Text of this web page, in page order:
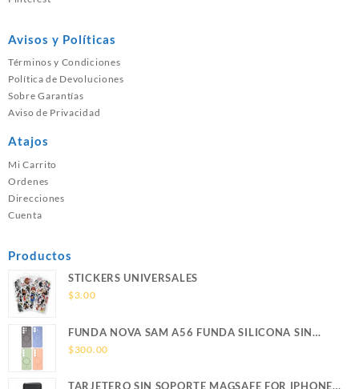
Avisos y Políticas
Términos y Condiciones
Política de Devoluciones
Sobre Garantías
Aviso de Privacidad
Atajos
Mi Carrito
Ordenes
Direcciones
Cuenta
Productos
STICKERS UNIVERSALES
$3.00
FUNDA NOVA SAM A56 FUNDA SILICONA SIN
SOPORTE MAGNETICO SAMSUNG
$300.00
TARJETERO SIN SOPORTE MAGSAFE FOR IPHONE